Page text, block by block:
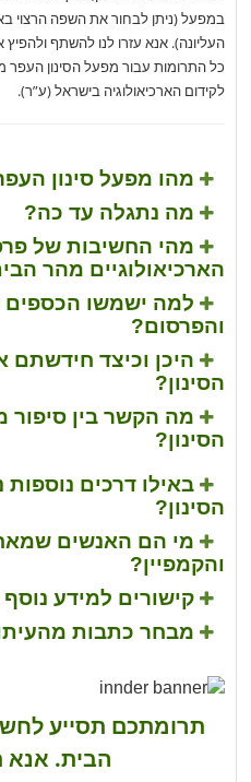
במפעל (ניתן לבחור את השפה הרצוי
העליונה). אנא עזרו לנו להשתף
כל התרומות עבור מפעל הסינון העפר
לקידום הארכיאולוגיה בישראל (ע”ר).
מהו מפעל סינון
מה נתגלה עד כה?
מהי החשיבות של
הארכיאולוגיים מהר
למה ישמשו
והפרסום?
היכן וכיצד
הסינון?
מה הקשר בין
הסינון?
באילו דרכים נוספות
הסינון?
מי הם האנשים
והקמפיין?
קישורים למידע
מבחר כתבות
תרומתכם תסייע
הבית. אנא